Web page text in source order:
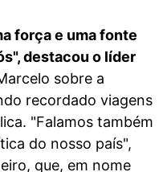
força e uma fonte
destacou o líder
sobre a
recordado viagens
"Falamos também
do nosso país",
que, em nome